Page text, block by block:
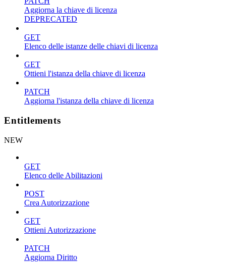
Aggiorna la chiave di licenza
DEPRECATED
GET
Elenco delle istanze delle chiavi di licenza
GET
Ottieni l'istanza della chiave di licenza
PATCH
Aggiorna l'istanza della chiave di licenza
Entitlements
NEW
GET
Elenco delle Abilitazioni
POST
Crea Autorizzazione
GET
Ottieni Autorizzazione
PATCH
Aggiorna Diritto